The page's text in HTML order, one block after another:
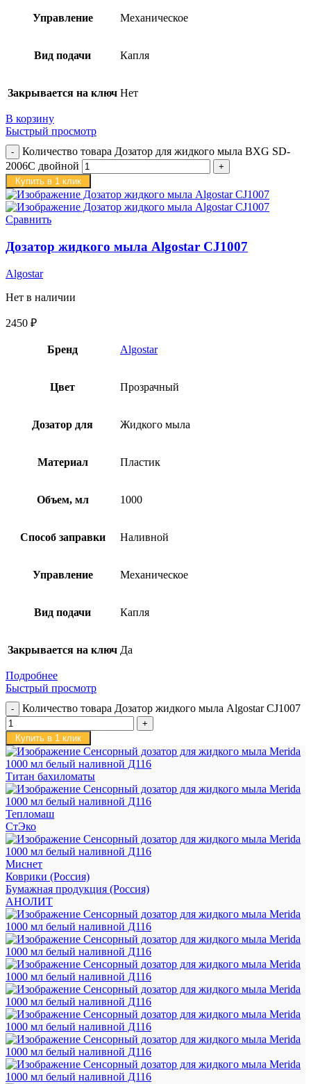
Управление Механическое
Вид подачи Капля
Закрывается на ключ Нет
В корзину
Быстрый просмотр
Количество товара Дозатор для жидкого мыла BXG SD-
2006C двойной
Купить в 1 клик
Сравнить
Дозатор жидкого мыла Algostar CJ1007
Algostar
Нет в наличии
2450 ₽
Бренд Algostar
Цвет Прозрачный
Дозатор для Жидкого мыла
Материал Пластик
Объем, мл 1000
Способ заправки Наливной
Управление Механическое
Вид подачи Капля
Закрывается на ключ Да
Подробнее
Быстрый просмотр
Количество товара Дозатор жидкого мыла Algostar CJ1007
Купить в 1 клик
Титан бахиломаты
Тепломаш
СтЭко
Миснет
Коврики (Россия)
Бумажная продукция (Россия)
АНОЛИТ